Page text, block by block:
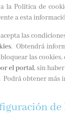
la Política de
a esta
acepta las
. Obtendrá
las cookies,
el portal, sin
. Podrá obtener más
de